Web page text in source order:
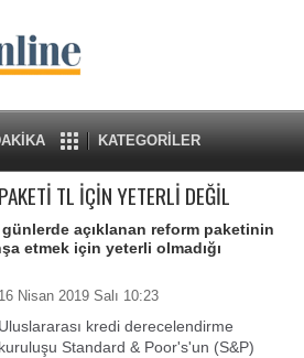
KATEGORİLER
TL İÇİN YETERLİ DEĞİL
açıklanan reform paketinin
etmek için yeterli olmadığı
16 Nisan 2019 Salı 10:23
Uluslararası kredi derecelendirme
kuruluşu Standard & Poor's'un (S&P)